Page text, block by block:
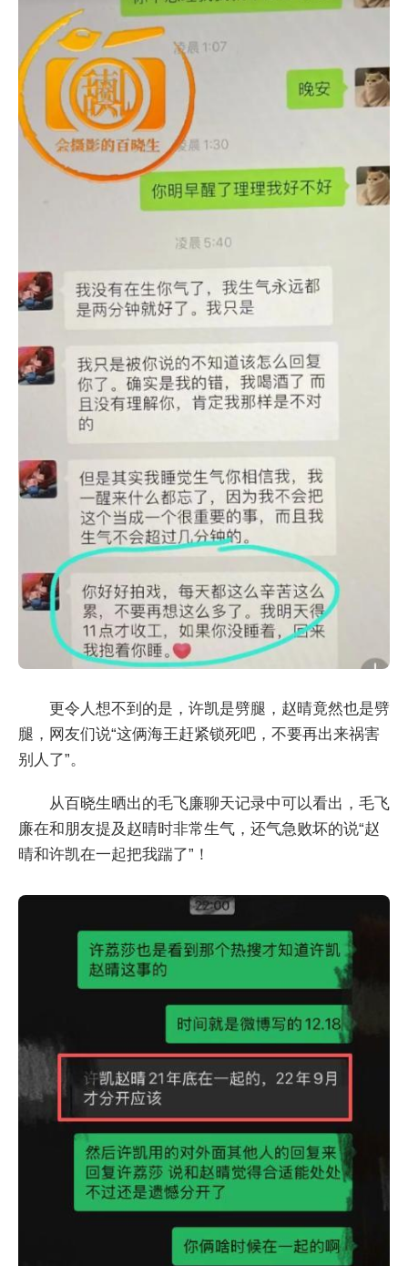
更令人想不到的是，许凯是劈腿，赵晴竟然也是劈
腿，网友们说“这俩海王赶紧锁死吧，不要再出来祸害
别人了”。
从百晓生晒出的毛飞廉聊天记录中可以看出，毛飞
廉在和朋友提及赵晴时非常生气，还气急败坏的说“赵
晴和许凯在一起把我踹了”！